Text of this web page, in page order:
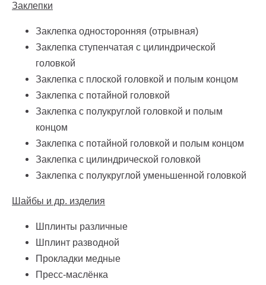
Заклепки
Заклепка односторонняя (отрывная)
Заклепка ступенчатая с цилиндрической
головкой
Заклепка с плоской головкой и полым концом
Заклепка с потайной головкой
Заклепка с полукруглой головкой и полым
концом
Заклепка с потайной головкой и полым концом
Заклепка с цилиндрической головкой
Заклепка с полукруглой уменьшенной головкой
Шайбы и др. изделия
Шплинты различные
Шплинт разводной
Прокладки медные
Пресс-маслёнка